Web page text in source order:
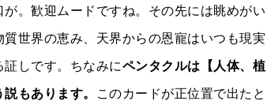
。歓迎ムードですね。その先には眺めがい
世界の恵み、天界からの恩寵はいつも現実
しです。ちなみにペンタクルは【人体、植
もあります。 このカードが正位置で出たと